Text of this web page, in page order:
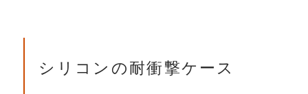
シリコンの耐衝撃ケース